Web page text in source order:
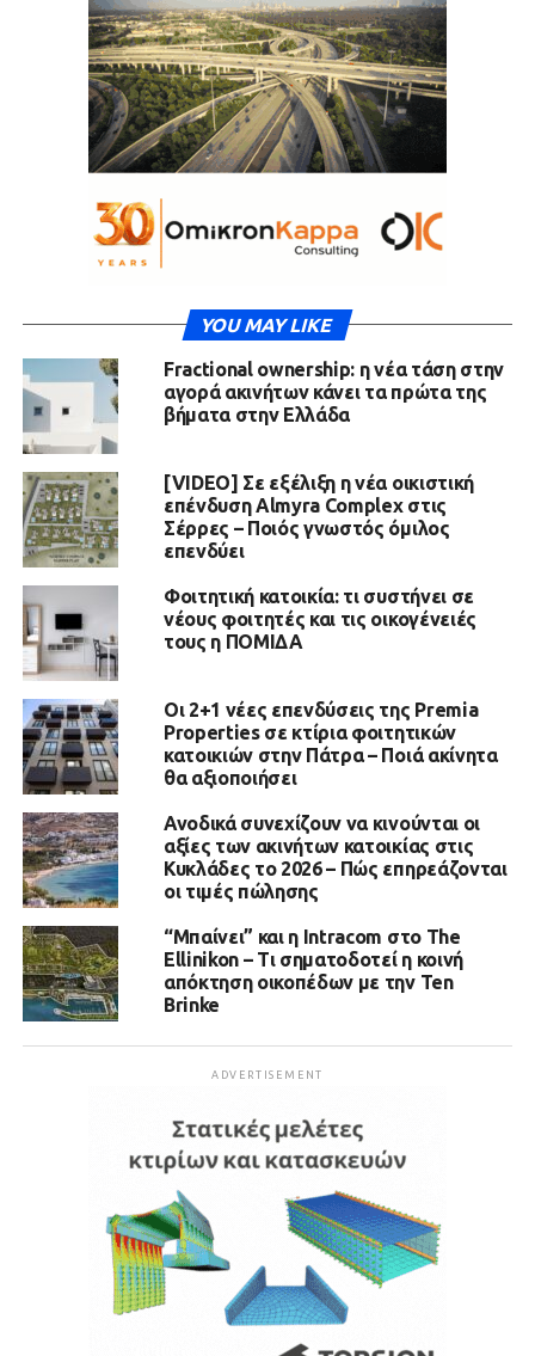
YOU MAY LIKE
Fractional ownership: η νέα τάση στην
αγορά ακινήτων κάνει τα πρώτα της
βήματα στην Ελλάδα
[VIDEO] Σε εξέλιξη η νέα οικιστική
επένδυση Almyra Complex στις
Σέρρες – Ποιός γνωστός όμιλος
επενδύει
Φοιτητική κατοικία: τι συστήνει σε
νέους φοιτητές και τις οικογένειές
τους η ΠΟΜΙΔΑ
Οι 2+1 νέες επενδύσεις της Premia
Properties σε κτίρια φοιτητικών
κατοικιών στην Πάτρα – Ποιά ακίνητα
θα αξιοποιήσει
Ανοδικά συνεχίζουν να κινούνται οι
αξίες των ακινήτων κατοικίας στις
Κυκλάδες το 2026 – Πώς επηρεάζονται
οι τιμές πώλησης
“Μπαίνει” και η Intracom στο The
Ellinikon – Τι σηματοδοτεί η κοινή
απόκτηση οικοπέδων με την Ten
Brinke
ADVERTISEMENT